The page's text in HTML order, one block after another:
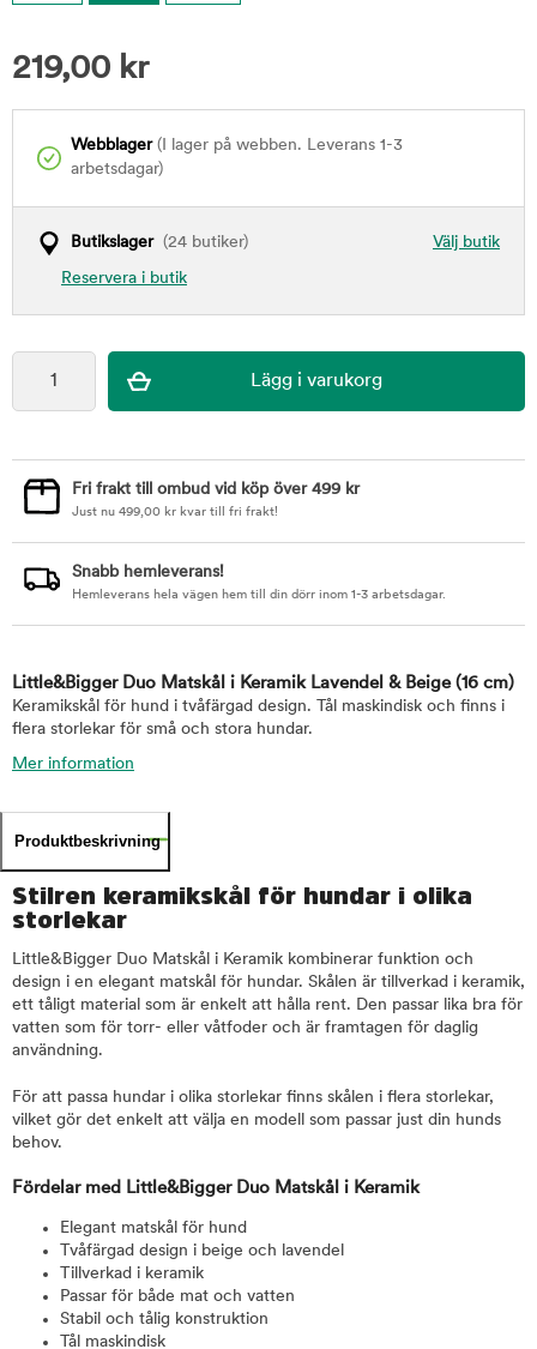
219,00 kr
Webblager(I lager på webben. Leverans 1-3
arbetsdagar)
Välj butik
Butikslager(24 butiker)
Reservera i butik
Fri frakt till ombud vid köp över 499 kr
Just nu 499,00 kr kvar till fri frakt!
Snabb hemleverans!
Hemleverans hela vägen hem till din dörr inom 1-3 arbetsdagar.
Little&Bigger Duo Matskål i Keramik Lavendel & Beige (16 cm)
Keramikskål för hund i tvåfärgad design. Tål maskindisk och finns i
flera storlekar för små och stora hundar.
Mer information
Produktbeskrivning
Stilren keramikskål för hundar i olika
storlekar
Little&Bigger Duo Matskål i Keramik kombinerar funktion och
design i en elegant matskål för hundar. Skålen är tillverkad i keramik,
ett tåligt material som är enkelt att hålla rent. Den passar lika bra för
vatten som för torr- eller våtfoder och är framtagen för daglig
användning.
För att passa hundar i olika storlekar finns skålen i flera storlekar,
vilket gör det enkelt att välja en modell som passar just din hunds
behov.
Fördelar med Little&Bigger Duo Matskål i Keramik
Elegant matskål för hund
Tvåfärgad design i beige och lavendel
Tillverkad i keramik
Passar för både mat och vatten
Stabil och tålig konstruktion
Tål maskindisk